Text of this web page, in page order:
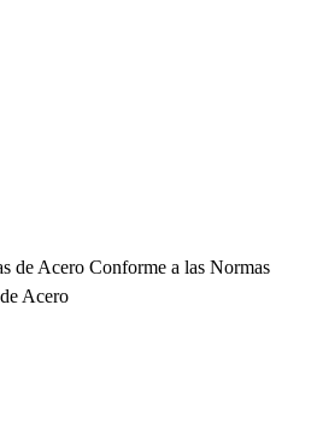
de Acero Conforme a las Normas
Acero